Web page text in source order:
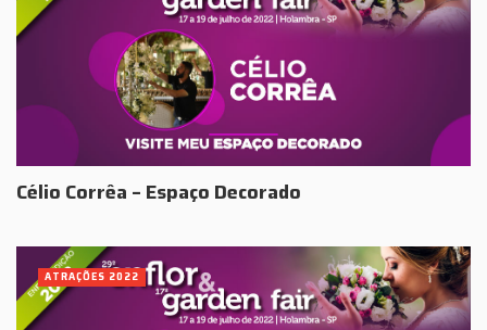
Célio Corrêa – Espaço Decorado
ATRAÇÕES 2022